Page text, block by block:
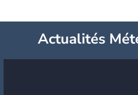
Actualités